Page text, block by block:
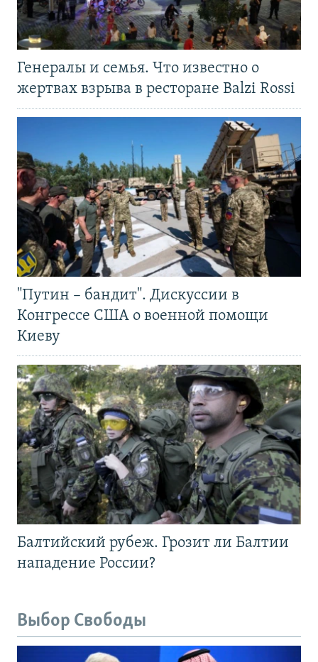
Генералы и семья. Что известно о
жертвах взрыва в ресторане Balzi Rossi
"Путин – бандит". Дискуссии в
Конгрессе США о военной помощи
Киеву
Балтийский рубеж. Грозит ли Балтии
нападение России?
Выбор Свободы